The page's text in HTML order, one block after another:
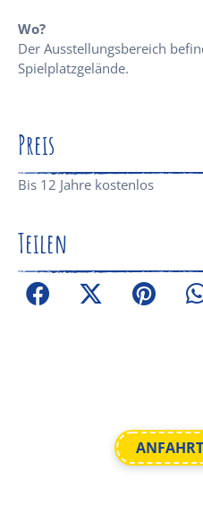
Wo?
Der Ausstellungsbereich
Spielplatzgelände.
Preis
Bis 12 Jahre kostenlos
Teilen